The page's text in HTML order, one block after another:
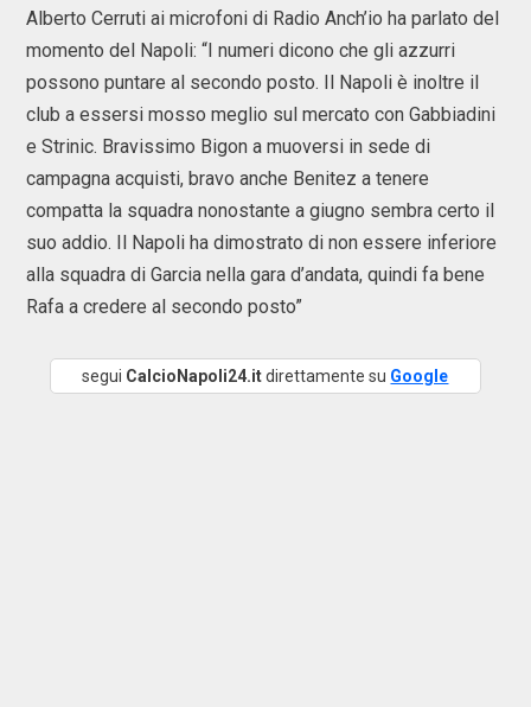
Alberto Cerruti ai microfoni di Radio Anch’io ha parlato del
momento del Napoli: “I numeri dicono che gli azzurri
possono puntare al secondo posto. Il Napoli è inoltre il
club a essersi mosso meglio sul mercato con Gabbiadini
e Strinic. Bravissimo Bigon a muoversi in sede di
campagna acquisti, bravo anche Benitez a tenere
compatta la squadra nonostante a giugno sembra certo il
suo addio. Il Napoli ha dimostrato di non essere inferiore
alla squadra di Garcia nella gara d’andata, quindi fa bene
Rafa a credere al secondo posto”
segui CalcioNapoli24.itdirettamente su Google